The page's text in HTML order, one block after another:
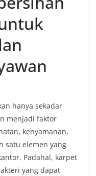
hanya sekadar
menjadi faktor
kenyamanan,
satu elemen yang
Padahal, karpet
yang dapat